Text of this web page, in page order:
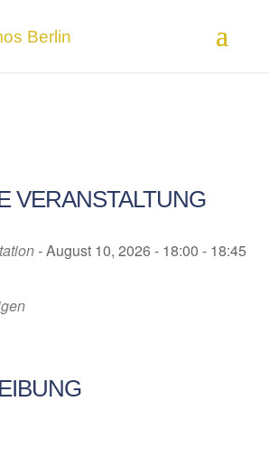
VERANSTALTUNG
- August 10, 2026 - 18:00 - 18:45